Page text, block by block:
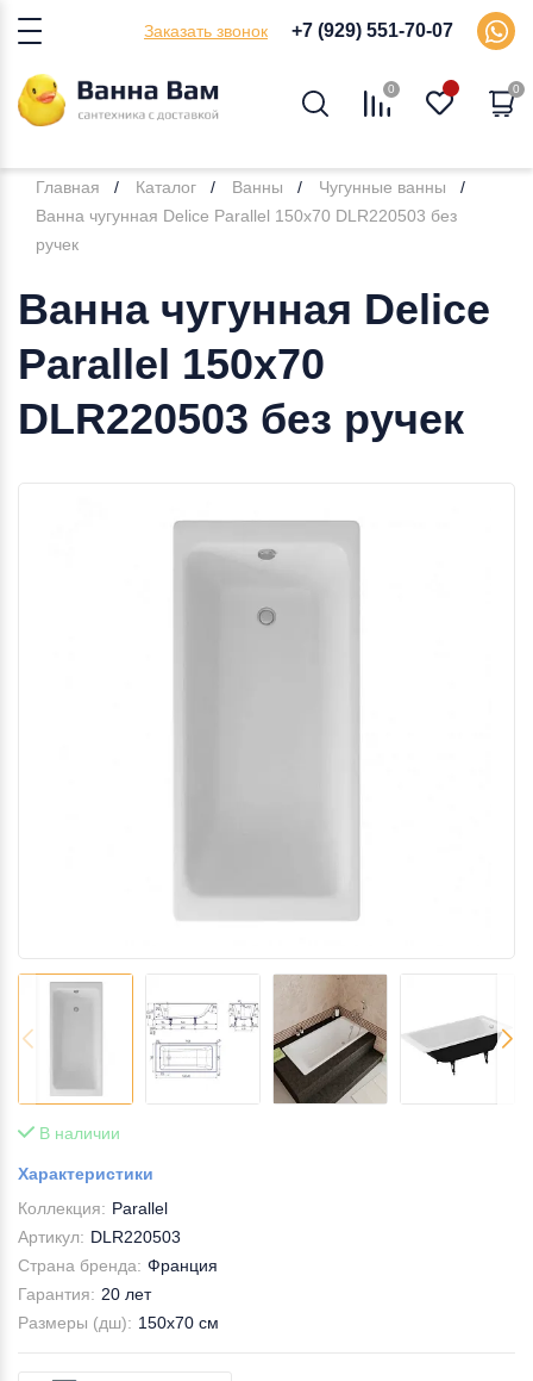
Заказать звонок +7 (929) 551-70-07
0 0
Главная Каталог Ванны
Чугунные ванны
Ванна чугунная Delice Parallel 150x70 DLR220503 без
ручек
Ванна чугунная Delice
Parallel 150x70
DLR220503 без ручек
В наличии
Характеристики
Коллекция: Parallel
Артикул: DLR220503
Страна бренда: Франция
Гарантия: 20 лет
Размеры (дш): 150x70 см